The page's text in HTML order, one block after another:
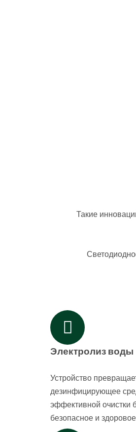
Такие
Электролиз воды
Устройство
дезинфицирующее
эффективной очистки
безопасное и